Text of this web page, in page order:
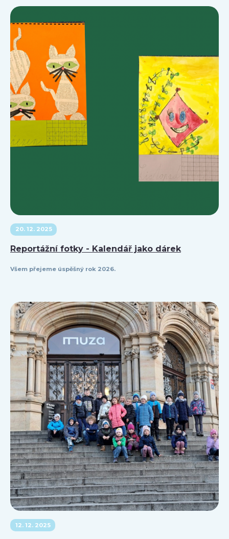
20. 12. 2025
Reportážní fotky - Kalendář jako dárek
Všem přejeme úspěšný rok 2026.
12. 12. 2025